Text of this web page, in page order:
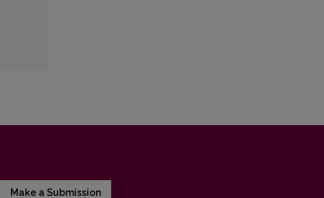
Make a Submission